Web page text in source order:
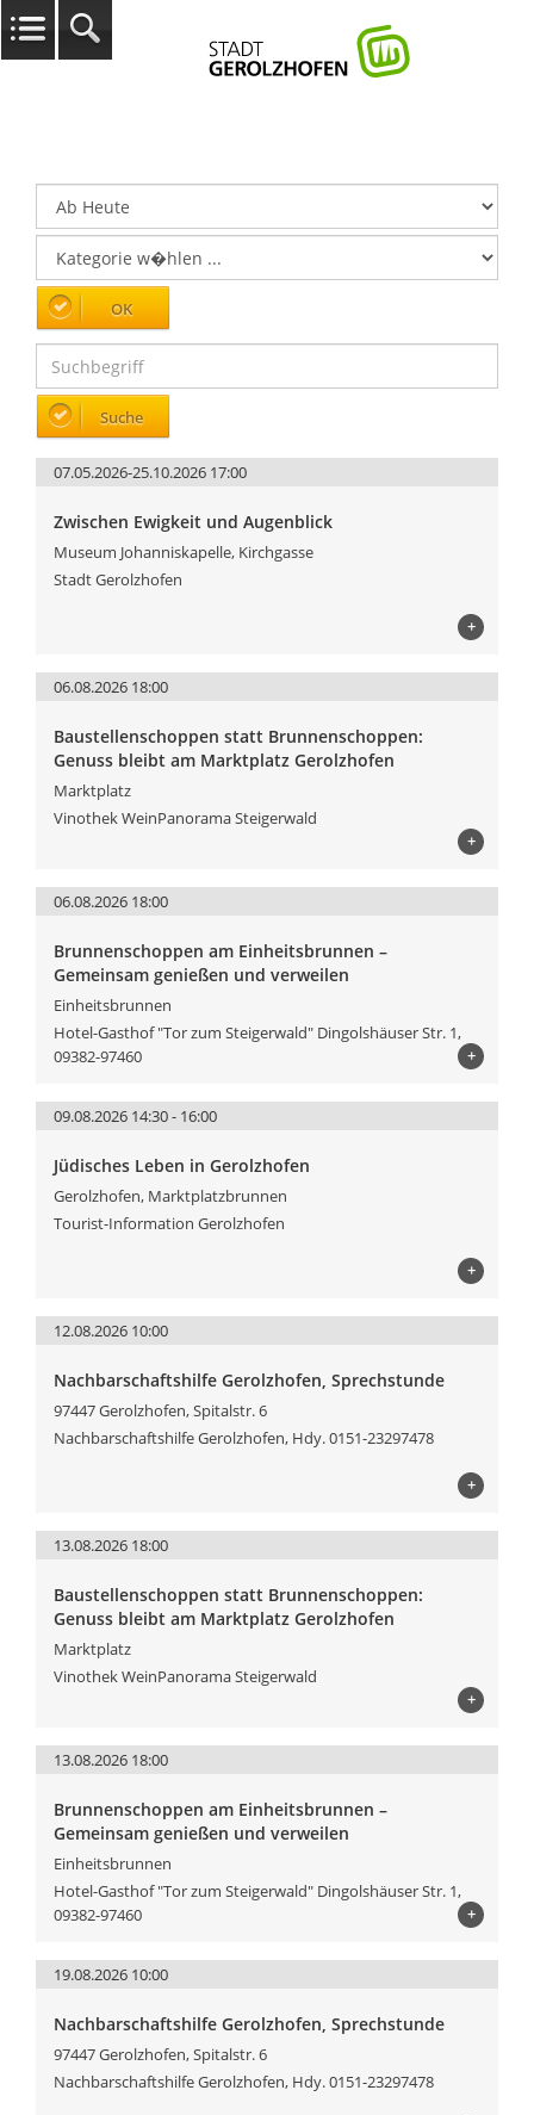
07.05.2026-25.10.2026 17:00
Zwischen Ewigkeit und Augenblick
Museum Johanniskapelle, Kirchgasse
Stadt Gerolzhofen
+
06.08.2026 18:00
Baustellenschoppen statt Brunnenschoppen:
Genuss bleibt am Marktplatz Gerolzhofen
Marktplatz
Vinothek WeinPanorama Steigerwald
+
06.08.2026 18:00
Brunnenschoppen am Einheitsbrunnen –
Gemeinsam genießen und verweilen
Einheitsbrunnen
Hotel-Gasthof "Tor zum Steigerwald" Dingolshäuser Str. 1,
09382-97460
+
09.08.2026 14:30 - 16:00
Jüdisches Leben in Gerolzhofen
Gerolzhofen, Marktplatzbrunnen
Tourist-Information Gerolzhofen
+
12.08.2026 10:00
Nachbarschaftshilfe Gerolzhofen, Sprechstunde
97447 Gerolzhofen, Spitalstr. 6
Nachbarschaftshilfe Gerolzhofen, Hdy. 0151-23297478
+
13.08.2026 18:00
Baustellenschoppen statt Brunnenschoppen:
Genuss bleibt am Marktplatz Gerolzhofen
Marktplatz
Vinothek WeinPanorama Steigerwald
+
13.08.2026 18:00
Brunnenschoppen am Einheitsbrunnen –
Gemeinsam genießen und verweilen
Einheitsbrunnen
Hotel-Gasthof "Tor zum Steigerwald" Dingolshäuser Str. 1,
09382-97460
+
19.08.2026 10:00
Nachbarschaftshilfe Gerolzhofen, Sprechstunde
97447 Gerolzhofen, Spitalstr. 6
Nachbarschaftshilfe Gerolzhofen, Hdy. 0151-23297478